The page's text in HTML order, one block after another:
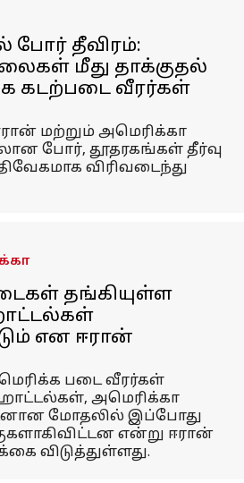
போர் தீவிரம்:
மீது தாக்குதல்
கடற்படை வீரர்கள்
மற்றும் அமெரிக்கா
போர், தூதரகங்கள் தீர்வு
விரிவடைந்து
தங்கியுள்ள
என ஈரான்
படை வீரர்கள்
அமெரிக்கா
மோதலில் இப்போது
என்று ஈரான்
விடுத்துள்ளது.